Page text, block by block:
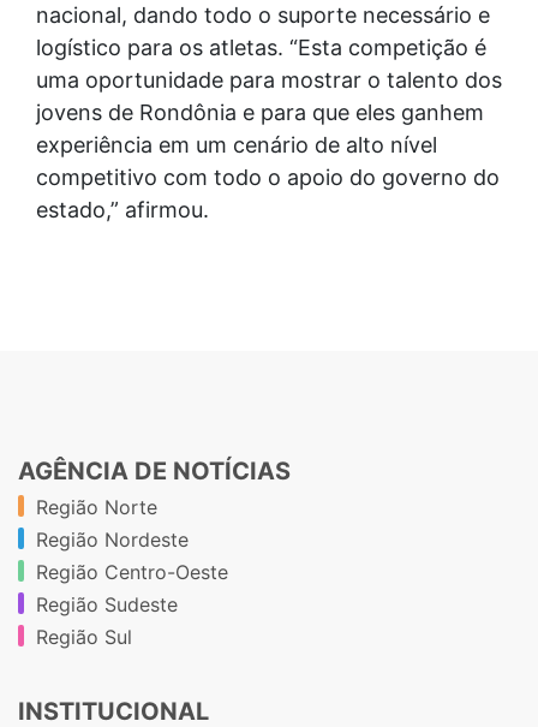
nacional, dando todo o suporte necessário e
logístico para os atletas. “Esta competição é
uma oportunidade para mostrar o talento dos
jovens de Rondônia e para que eles ganhem
experiência em um cenário de alto nível
competitivo com todo o apoio do governo do
estado,” afirmou.
AGÊNCIA DE NOTÍCIAS
Região Norte
Região Nordeste
Região Centro-Oeste
Região Sudeste
Região Sul
INSTITUCIONAL